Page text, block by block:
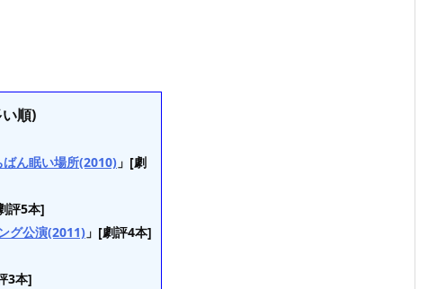
順)
ん眠い場所(2010) 」[劇
評5本]
グ公演(2011) 」[劇評4本]
3本]